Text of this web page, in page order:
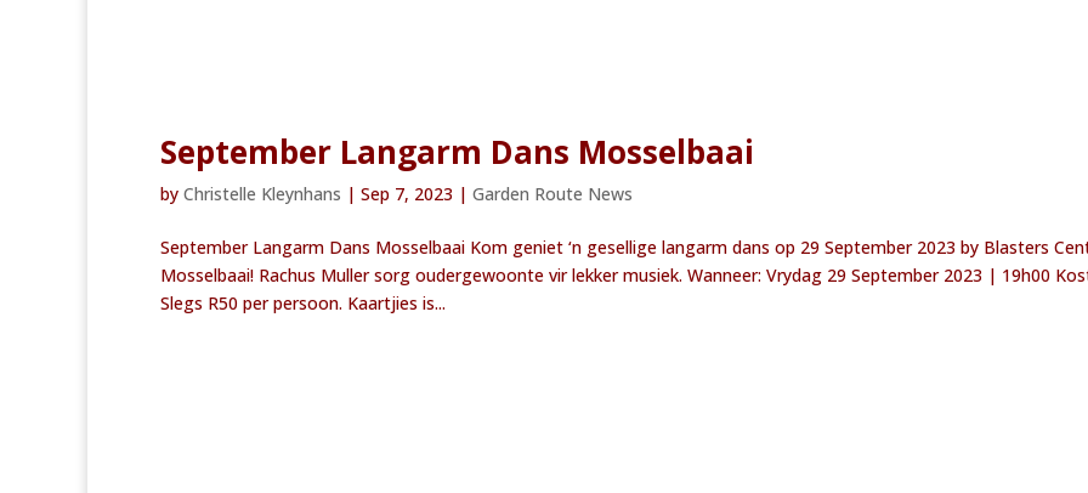
September Langarm Dans Mosselbaai
by Christelle Kleynhans | Sep 7, 2023 | Garden Route News
September Langarm Dans Mosselbaai Kom geniet ‘n gesellige langarm dans op 29 September 2023 by Blasters
Mosselbaai! Rachus Muller sorg oudergewoonte vir lekker musiek. Wanneer: Vrydag 29 September 2023 | 19h00
Slegs R50 per persoon. Kaartjies is...